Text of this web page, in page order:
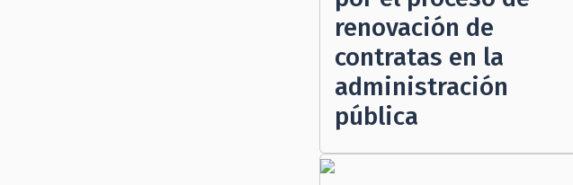
renovación de
contratas en la
administración
pública